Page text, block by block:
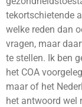
tekortschietende
welke reden dan
vragen, maar
te stellen. Ik ben
het COA
maar of het
het antwoord wel